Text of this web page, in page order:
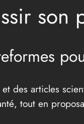
son
des articles
tout en